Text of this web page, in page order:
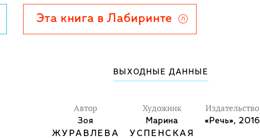
- художница, получившая мировую
к русским сказкам. В её рисунках
красное солнце и далёкие синие горы
Эта книга в Лабиринте
ВЫХОДНЫЕ ДАННЫЕ
Автор
Зоя
ЖУРАВЛЕВА
Художник
Марина
УСПЕНСКАЯ
Издательство
«Речь», 2016